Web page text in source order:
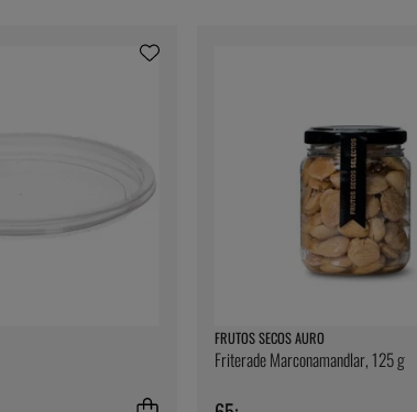
FRUTOS SECOS AURO
Friterade Marconamandlar, 125 g